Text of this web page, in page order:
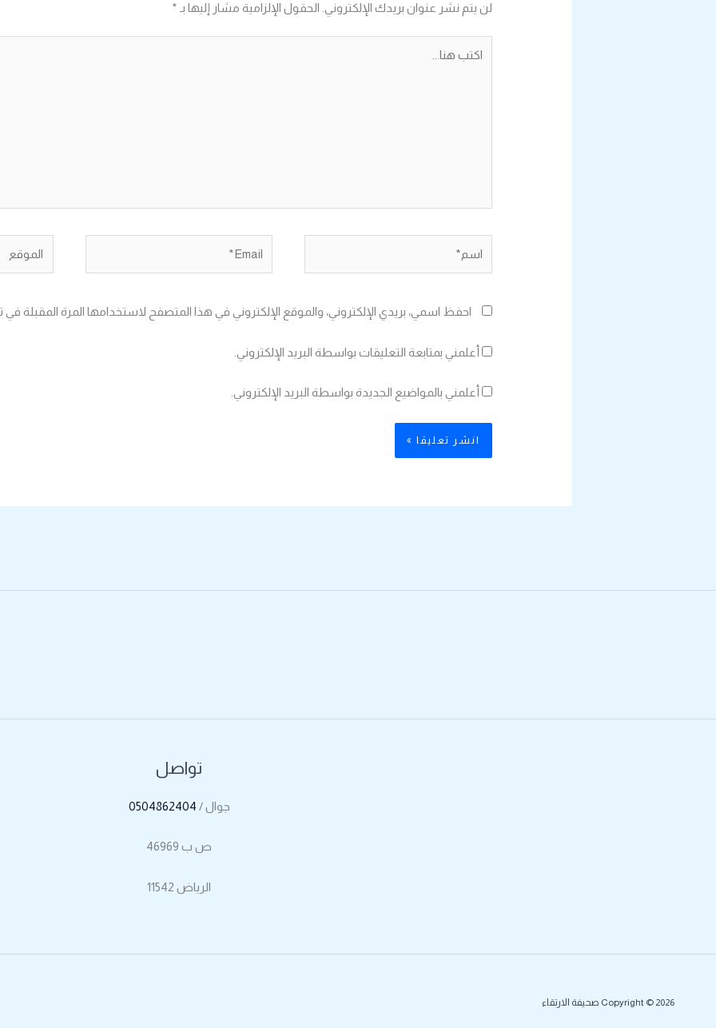
لن يتم نشر عنوان بريدك الإلكتروني. الحقول الإلزامية مشار إليها بـ *
هنا...
احفظ اسمي، بريدي الإلكتروني، والموقع الإلكتروني في هذا المتصفح لاستخدامها المرة المقبلة في
أعلمني بمتابعة التعليقات بواسطة البريد الإلكتروني.
أعلمني بالمواضيع الجديدة بواسطة البريد الإلكتروني.
تواصل
جوال / 0504862404
ص ب 46969
الرياض 11542
Copyright © 2026 صحيفة الارتقاء